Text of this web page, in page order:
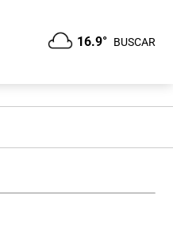
16.9° BUSCAR